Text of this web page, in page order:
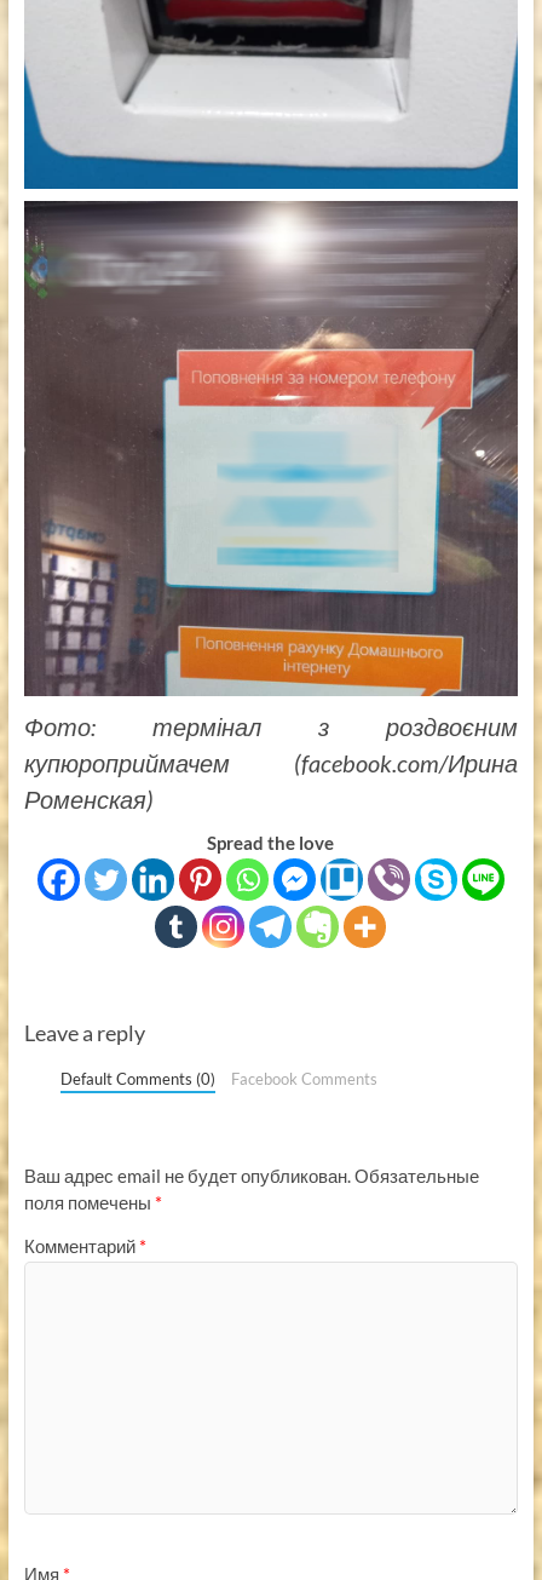
Фото: термінал з роздвоєним
купюроприймачем (facebook.com/Ирина
Роменская)
Spread the love
Leave a reply
Default Comments (0) Facebook Comments
Ваш адрес email не будет опубликован.Обязательные
поля помечены *
Комментарий *
Имя *